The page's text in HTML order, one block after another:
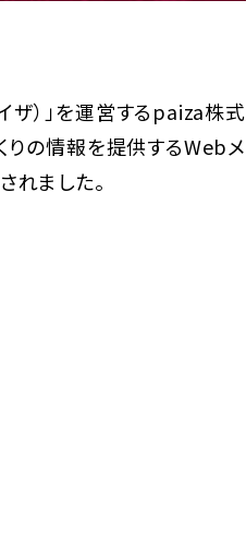
ザ）」を運営するpaiza株式
りの情報を提供するWebメ
ました。